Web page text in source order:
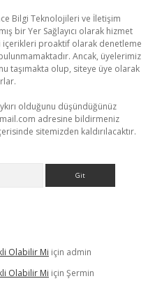
Bilgi Teknolojileri ve İletişim
bir Yer Sağlayıcı olarak hizmet
proaktif olarak denetleme
Ancak, üyelerimiz
taşımakta olup, siteye üye olarak
olduğunu düşündüğünüz
adresine bildirmeniz
sitemizden kaldırılacaktır.
Olabilir Mi için admin
Olabilir Mi için Şermin